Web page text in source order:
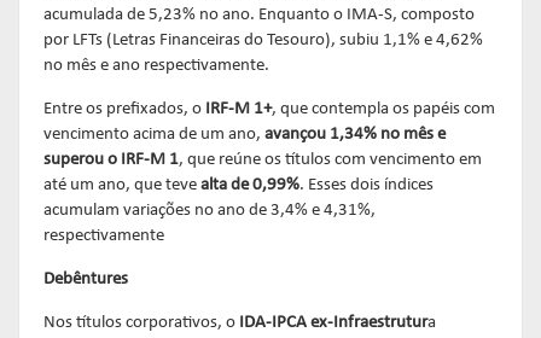
acumulada de 5,23% no ano. Enquanto o IMA-S, composto
por LFTs (Letras Financeiras do Tesouro), subiu 1,1% e 4,62%
no mês e ano respectivamente.
Entre os prefixados, o IRF-M 1+, que contempla os papéis com
vencimento acima de um ano, avançou 1,34% no mês e
superou o IRF-M 1, que reúne os títulos com vencimento em
até um ano, que teve alta de 0,99%. Esses dois índices
acumulam variações no ano de 3,4% e 4,31%,
respectivamente
Debêntures
Nos títulos corporativos, o IDA-IPCA ex-Infraestrutura